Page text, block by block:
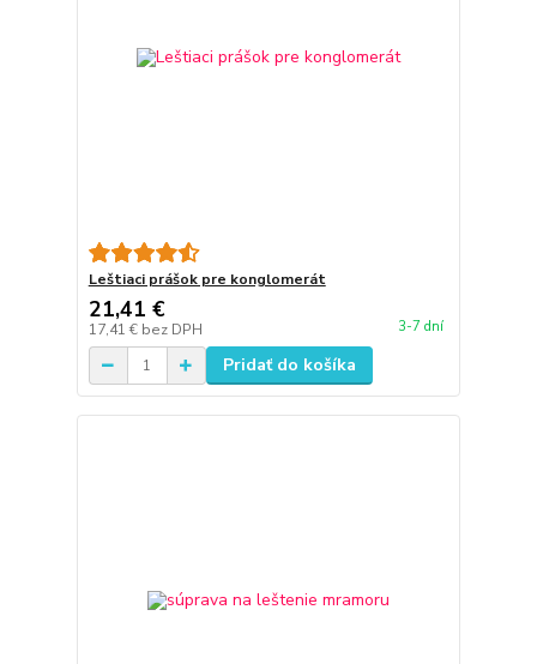
Leštiaci prášok pre konglomerát
21,41 €
17,41 € bez DPH 3-7 dní
Pridať do košíka